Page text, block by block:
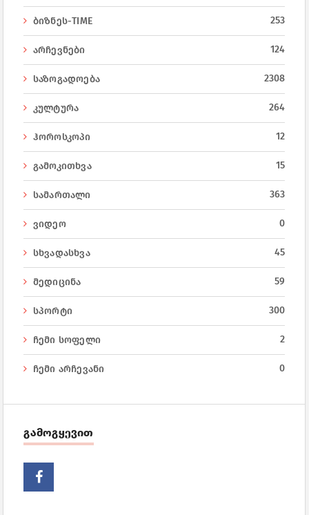
ბიზნეს-TIME 253
არჩევნები 124
საზოგადოება 2308
კულტურა 264
ჰოროსკოპი 12
გამოკითხვა 15
სამართალი 363
ვიდეო 0
სხვადასხვა 45
მედიცინა 59
სპორტი 300
ჩემი სოფელი 2
ჩემი არჩევანი 0
გამოგყევით